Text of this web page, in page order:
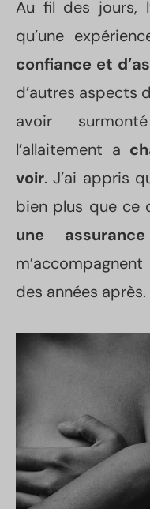
Au fil des jours,
qu’une
confiance et
d’autres aspects
avoir
l’allaitement a
voir. J’ai appris
bien plus que ce
une
des années après.